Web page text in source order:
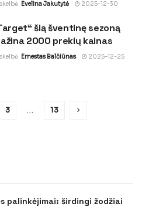
Evelina Jakutytė 2025-12-30
šią šventinę sezoną
2000 prekių kainas
Ernestas Balčiūnas 2025-12-25
3 … 13
palinkėjimai: širdingi žodžiai